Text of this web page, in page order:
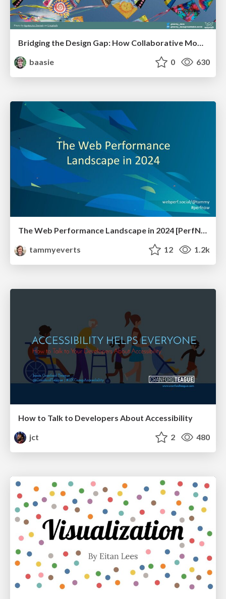
baasie
0 630
The Web Performance Landscape in 2024 [PerfNow 2024]
tammyeverts
12 1.2k
How to Talk to Developers About Accessibility
jct
2 480